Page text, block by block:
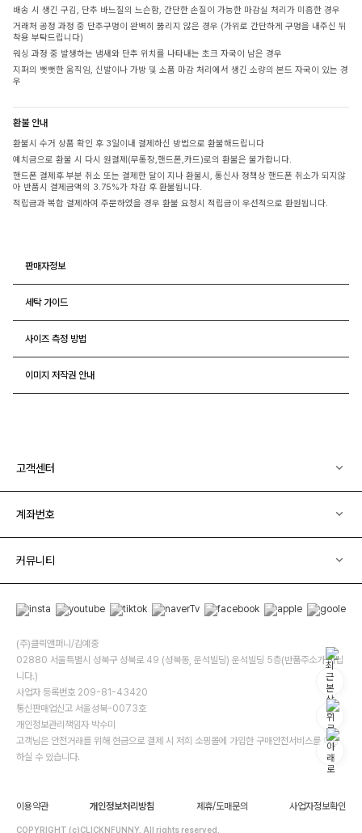
배송 시 생긴 구김, 단추 바느질의 느슨함, 간단한 손질이 가능한 마감실 처리가 미흡한 경우
거래처 공정 과정 중 단추구멍이 완벽히 뚫리지 않은 경우 (가위로 간단하게 구멍을 내주신 뒤
착용 부탁드립니다)
워싱 과정 중 발생하는 냄새와 단추 위치를 나타내는 초크 자국이 남은 경우
지퍼의 뻣뻣한 움직임, 신발이나 가방 및 소품 마감 처리에서 생긴 소량의 본드 자국이 있는 경
우
환불 안내
환불시 수거 상품 확인 후 3일이내 결제하신 방법으로 환불해드립니다
예치금으로 환불 시 다시 원결제(무통장,핸드폰,카드)로의 환불은 불가합니다.
핸드폰 결제후 부분 취소 또는 결제한 달이 지나 환불시, 통신사 정책상 핸드폰 취소가 되지않
아 반품시 결제금액의 3.75%가 차감 후 환불됩니다.
적립금과 복합 결제하여 주문하였을 경우 환불 요청시 적립금이 우선적으로 환원됩니다.
판매자정보
세탁 가이드
사이즈 측정 방법
이미지 저작권 안내
고객센터
계좌번호
커뮤니티
(주)클릭앤퍼니/김예중
02880 서울특별시 성북구 성북로 49 (성북동, 운석빌딩) 운석빌딩 5층(반품주소가 아닙
니다.)
사업자 등록번호 209-81-43420
통신판매업신고 서울성북-0073호
개인정보관리책임자 박수미
고객님은 안전거래를 위해 현금으로 결제 시 저희 소핑몰에 가입한 구매안전서비스를 이용
하실 수 있습니다.
이용약관 개인정보처리방침 제휴/도매문의 사업자정보확인
COPYRIGHT (c)CLICKNFUNNY. All rights reserved.